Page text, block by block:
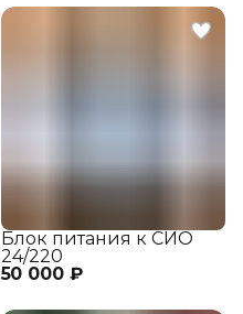
50 000 ₽
Блок питания к СИО
24/220